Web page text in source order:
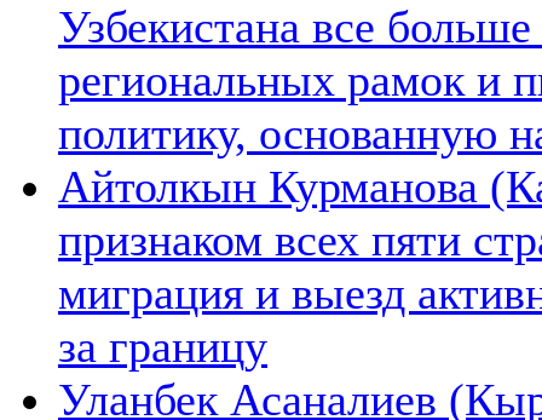
Узбекистана все
региональных рамок и
политику, основанную
Айтолкын Курманова
признаком всех пяти
миграция и выезд
за границу
Уланбек Асаналиев